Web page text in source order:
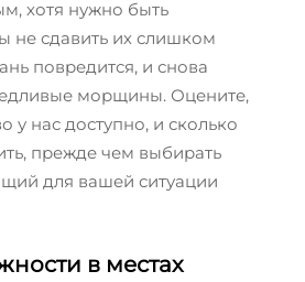
хотя нужно быть
не сдавить их слишком
повредится, и снова
морщины. Оцените,
у нас доступно, и сколько
прежде чем выбирать
для вашей ситуации
в местах